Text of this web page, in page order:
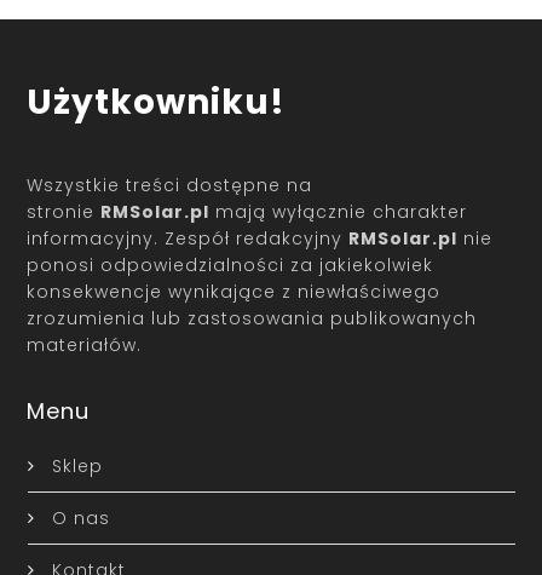
Użytkowniku!
Wszystkie treści dostępne na
stronie RMSolar.pl mają wyłącznie charakter
informacyjny. Zespół redakcyjny RMSolar.pl nie
ponosi odpowiedzialności za jakiekolwiek
konsekwencje wynikające z niewłaściwego
zrozumienia lub zastosowania publikowanych
materiałów.
Menu
Sklep
O nas